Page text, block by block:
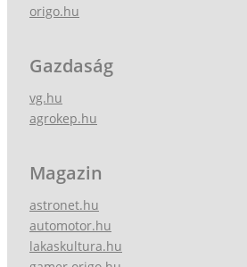
origo.hu
Gazdaság
vg.hu
agrokep.hu
Magazin
astronet.hu
automotor.hu
lakaskultura.hu